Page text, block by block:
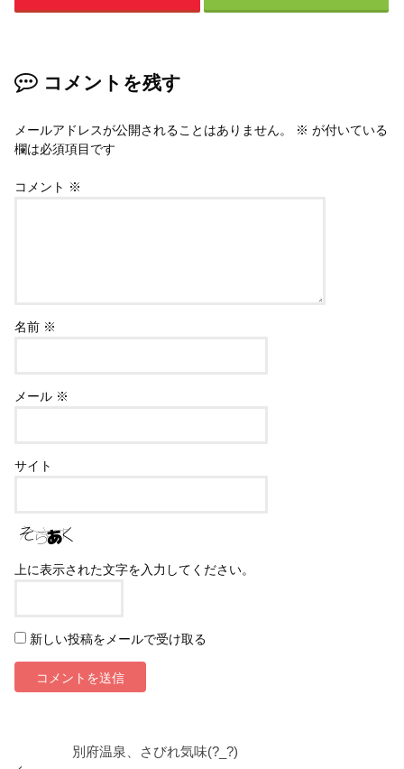
コメントを残す
メールアドレスが公開されることはありません。 ※ が付いている
欄は必須項目です
コメント ※
名前 ※
メール ※
サイト
上に表示された文字を入力してください。
新しい投稿をメールで受け取る
別府温泉、さびれ気味(?_?)